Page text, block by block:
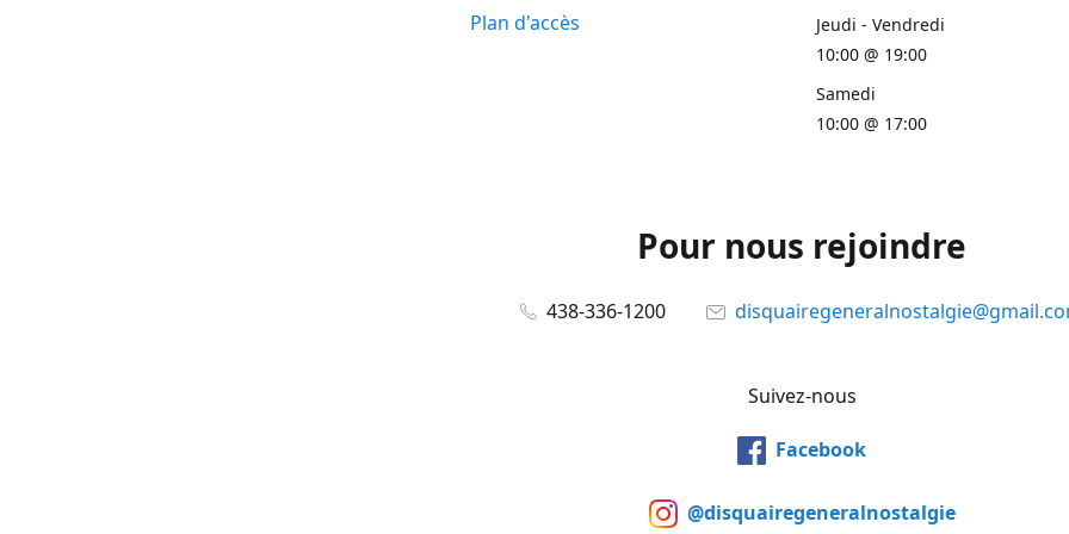
Plan d'accès
Jeudi - Vendredi
10:00 @ 19:00
Samedi
10:00 @ 17:00
Pour nous rejoindre
438-336-1200
Suivez-nous
Facebook
@disquairegeneralnostalgie